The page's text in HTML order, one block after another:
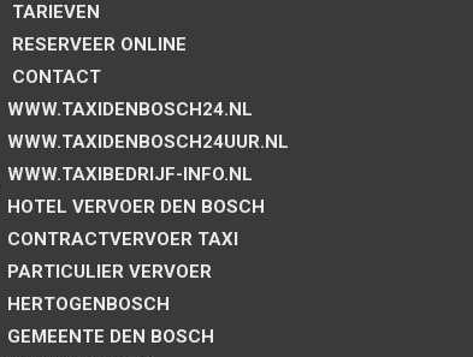
TARIEVEN
RESERVEER ONLINE
CONTACT
WWW.TAXIDENBOSCH24.NL
WWW.TAXIDENBOSCH24UUR.NL
WWW.TAXIBEDRIJF-INFO.NL
HOTEL VERVOER DEN BOSCH
CONTRACTVERVOER TAXI
PARTICULIER VERVOER
HERTOGENBOSCH
GEMEENTE DEN BOSCH